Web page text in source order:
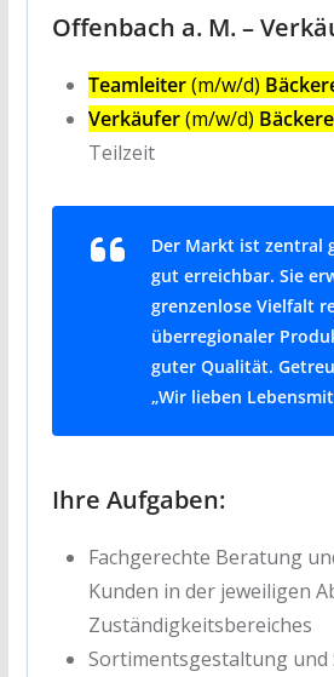
Offenbach a. M. –
Teamleiter(m/w/d)
Verkäufer(m/w/d)
Teilzeit
Der Markt ist zentral
gut erreichbar. Sie
grenzenlose Vielfalt
überregionaler
guter Qualität.
„Wir lieben
Ihre Aufgaben:
Fachgerechte Beratung
Kunden in der jeweiligen
Zuständigkeitsbereiches
Sortimentsgestaltung